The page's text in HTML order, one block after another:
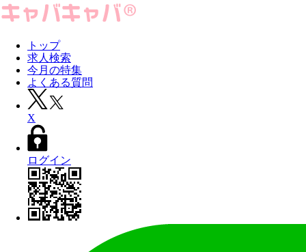
トップ
求人検索
今月の特集
よくある質問
X
ログイン